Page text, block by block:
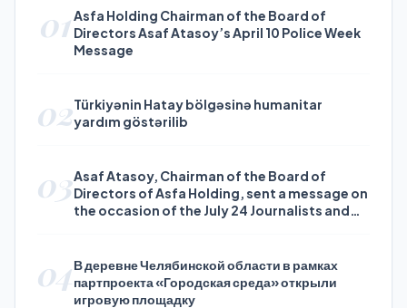
01Asfa Holding Chairman of the Board of
Directors Asaf Atasoy’s April 10 Police Week
Message
02Türkiyənin Hatay bölgəsinə humanitar
yardım göstərilib
03Asaf Atasoy, Chairman of the Board of
Directors of Asfa Holding, sent a message on
the occasion of the July 24 Journalists and
04В деревне Челябинской области в рамках
партпроекта «Городская среда» открыли
игровую площадку